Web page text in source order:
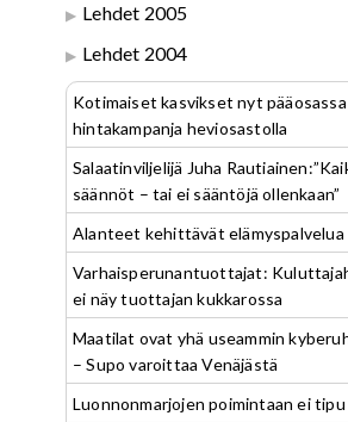
Lehdet 2005
Lehdet 2004
Kotimaiset kasvikset nyt pääosassa
hintakampanja heviosastolla
Salaatinviljelijä Juha
säännöt – tai ei sääntöjä ollenkaan”
Alanteet kehittävät elämyspalvelua
Varhaisperunantuottajat:
ei näy tuottajan kukkarossa
Maatilat ovat yhä useammin
– Supo varoittaa Venäjästä
Luonnonmarjojen poimintaan ei tipu